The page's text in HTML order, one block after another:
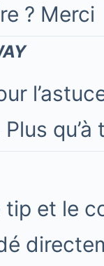
? Merci
qu’à
tip et le